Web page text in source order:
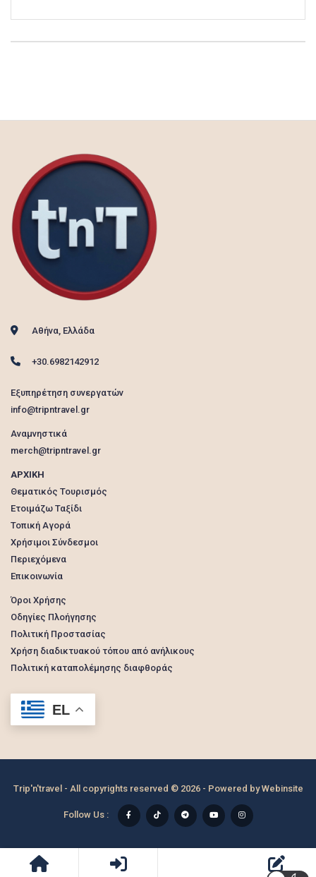
Αθήνα, Ελλάδα
+30.6982142912
Εξυπηρέτηση συνεργατών
info@tripntravel.gr
Αναμνηστικά
merch@tripntravel.gr
ΑΡΧΙΚΗ
Θεματικός Τουρισμός
Ετοιμάζω Ταξίδι
Τοπική Αγορά
Χρήσιμοι Σύνδεσμοι
Περιεχόμενα
Επικοινωνία
Όροι Χρήσης
Οδηγίες Πλοήγησης
Πολιτική Προστασίας
Χρήση διαδικτυακού τόπου από ανήλικους
Πολιτική καταπολέμησης διαφθοράς
EL
Trip'n'travel - All copyrights reserved © 2026 - Powered byWebinsite
Follow Us :